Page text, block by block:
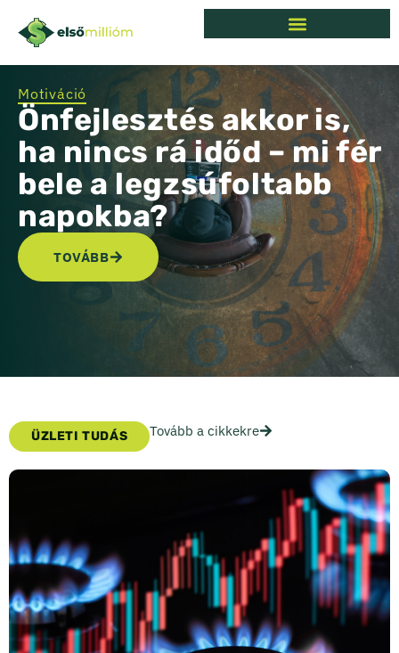
Motiváció
Önfejlesztés akkor is,
ha nincs rá időd – mi fér
bele a legzsúfoltabb
napokba?
TOVÁBB
ÜZLETI TUDÁS Tovább a cikkekre